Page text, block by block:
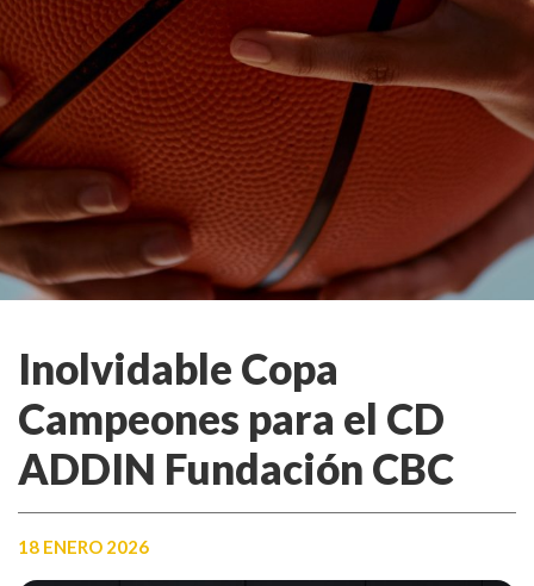
Inolvidable Copa
Campeones para el CD
ADDIN Fundación CBC
18 ENERO 2026